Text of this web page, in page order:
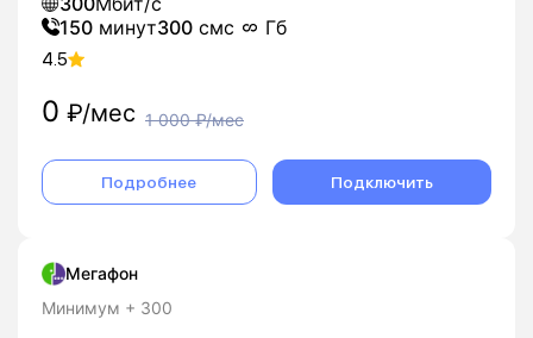
150 минут300 смс Гб
4.5
0 ₽/мес 1 000₽/мес
Подробнее Подключить
Мегафон
Минимум + 300